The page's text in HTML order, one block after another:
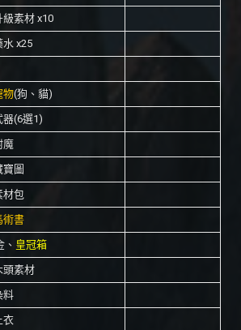
級素材 x10
水 x25
物(狗、貓)
器(6選1)
魔
寶圖
材包
術書
、 皇冠箱
頭素材
料
衣